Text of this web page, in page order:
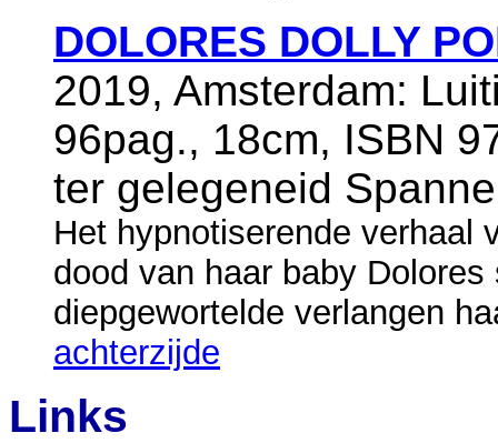
DOLORES DOLLY
2019, Amsterdam:
96pag., 18cm, ISBN
ter gelegeneid
Het hypnotiserende verhaal
dood van haar baby
diepgewortelde verlangen
achterzijde
Links